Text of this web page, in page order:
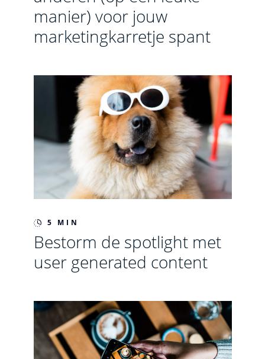
manier) voor jouw
marketingkarretje spant
5 MIN
Bestorm de spotlight met
user generated content